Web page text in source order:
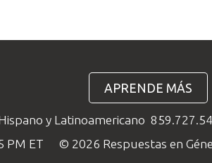
APRENDE MÁS
y Latinoamericano
PM ET
© 2026 Respuestas en